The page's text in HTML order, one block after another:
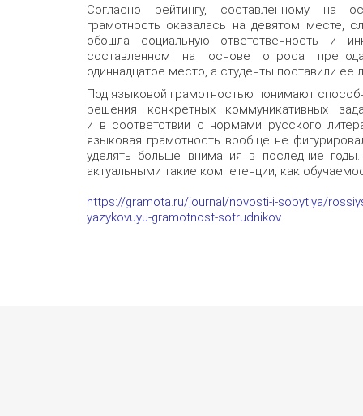
Согласно рейтингу, составленному на
грамотность оказалась на девятом месте,
обошла социальную ответственность и
составленном на основе опроса
одиннадцатое место, а студенты поставили ее
Под языковой грамотностью понимают
решения конкретных коммуникативных
и в соответствии с нормами русского
языковая грамотность вообще не
уделять больше внимания в последние
актуальными такие компетенции, как
https://gramota.ru/journal/novosti-i-sobytiya/
yazykovuyu-gramotnost-sotrudnikov